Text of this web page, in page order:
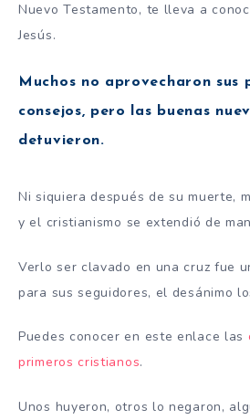
Nuevo Testamento, te lleva a
Jesús.
Muchos no aprovecharon sus
consejos, pero las buenas
detuvieron.
Ni siquiera después de su muerte,
y el cristianismo se extendió de
Verlo ser clavado en una cruz fue
para sus seguidores, el desánimo
Puedes conocer en este enlace las
primeros cristianos.
Unos huyeron, otros lo negaron,